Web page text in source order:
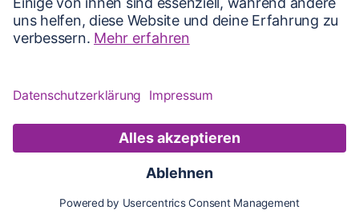
Karte Updates Konto
Karte